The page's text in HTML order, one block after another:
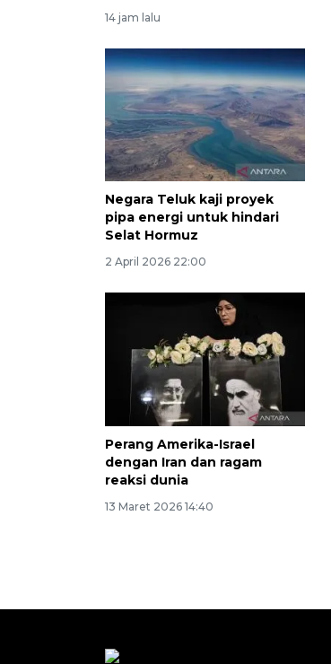
14 jam lalu
Negara Teluk kaji proyek
pipa energi untuk hindari
Selat Hormuz
2 April 2026 22:00
Perang Amerika-Israel
dengan Iran dan ragam
reaksi dunia
13 Maret 2026 14:40